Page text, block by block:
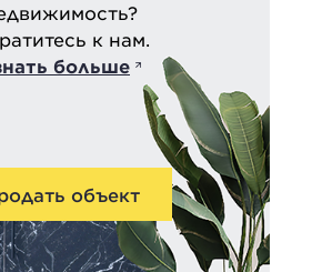
к нам.
больше
объект